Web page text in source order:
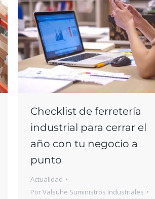
Checklist de ferretería
industrial para cerrar el
año con tu negocio a
punto
Actualidad
PorValsuhe Suministros Industriales